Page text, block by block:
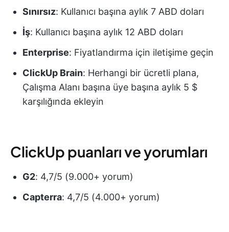
Sınırsız: Kullanıcı başına aylık 7 ABD doları
İş: Kullanıcı başına aylık 12 ABD doları
Enterprise: Fiyatlandırma için iletişime geçin
ClickUp Brain: Herhangi bir ücretli plana,
Çalışma Alanı başına üye başına aylık 5 $
karşılığında ekleyin
ClickUp puanları ve yorumları
G2: 4,7/5 (9.000+ yorum)
Capterra: 4,7/5 (4.000+ yorum)